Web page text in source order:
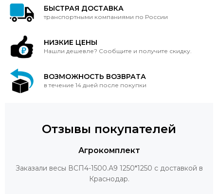
БЫСТРАЯ ДОСТАВКА
транспортными компаниями по России
НИЗКИЕ ЦЕНЫ
Нашли дешевле? Сообщите и получите скидку.
ВОЗМОЖНОСТЬ ВОЗВРАТА
в течение 14 дней после покупки
Отзывы покупателей
Агрокомплект
Заказали весы ВСП4-1500.А9 1250*1250 с доставкой в
Краснодар.